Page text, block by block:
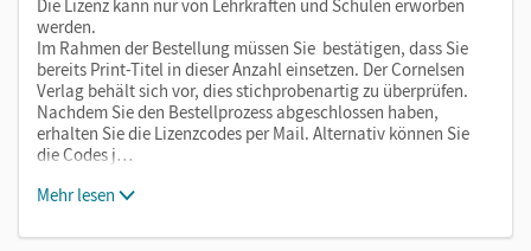
Die Lizenz kann nur von Lehrkräften und Schulen erworben
werden.
Im Rahmen der Bestellung müssen Sie bestätigen, dass Sie
bereits Print-Titel in dieser Anzahl einsetzen. Der Cornelsen
Verlag behält sich vor, dies stichprobenartig zu überprüfen.
Nachdem Sie den Bestellprozess abgeschlossen haben,
erhalten Sie die Lizenzcodes per Mail. Alternativ können Sie
die Codes j…
Mehr lesen